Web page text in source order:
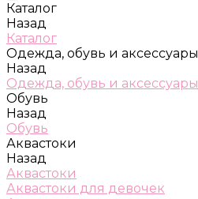
Каталог
Назад
Каталог
Одежда, обувь и аксессуары
Назад
Одежда, обувь и аксессуары
Обувь
Назад
Обувь
Аквастоки
Назад
Аквастоки
Аквастоки для девочек